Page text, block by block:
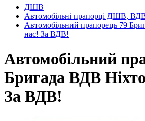
ДШВ
Автомобільні прапорці ДШВ,
Автомобільний прапорець 79
нас! За ВДВ!
Автомобільний
Бригада ВДВ
За ВДВ!